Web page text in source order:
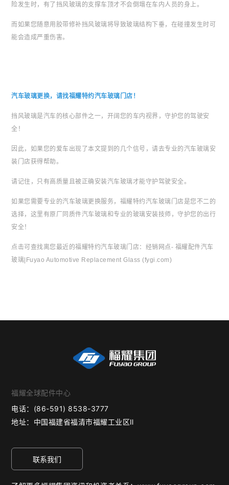
险发生时，有了挡风玻璃的支撑车顶才不会倒塌在车内人员的身上。
而如果您随意用胶带修补挡风玻璃将导致玻璃结构下垂，在碰撞发生时可
能会造成严重伤害。
汽车玻璃更换，请找福耀特约汽车玻璃门店！
挡风玻璃是汽车的核心部件之一，开阔您的车内视界，守护您的驾驶安
全！
因此，如果您的爱车出现了本文提到的几个信号，请去专业的汽车玻璃安
装门店获得帮助。
请记住，只有高质量且被正确安装汽车玻璃才能守护驾驶安全。
如果您需要专业的汽车玻璃更换服务，福耀特约汽车玻璃门店是您不二的
选择，这里有原厂同质件汽车玻璃和专业的玻璃安装技师，守护您的出行
安全！
点击可查找离您最近的福耀特约汽车玻璃门店：经销网点- 福耀配件汽车
玻璃|Fuyao Automotive Replacement Glass (fygi.com)
福耀全球配件中心
电话： (86-591) 8538-3777
地址： 中国福建省福清市福耀工业区Ⅱ
联系我们